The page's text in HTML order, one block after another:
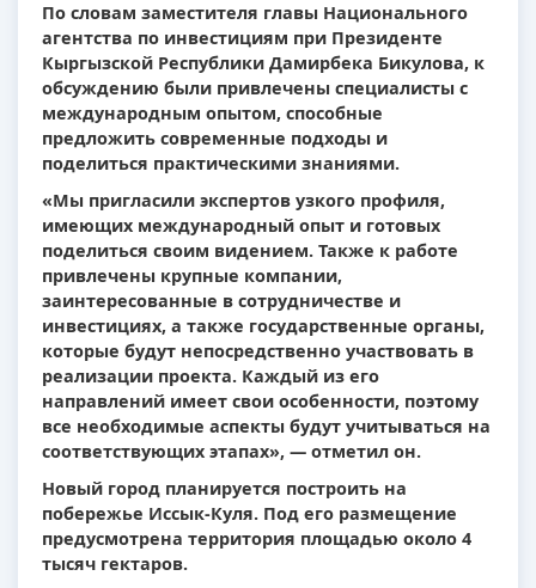
По словам заместителя главы Национального
агентства по инвестициям при Президенте
Кыргызской Республики Дамирбека Бикулова, к
обсуждению были привлечены специалисты с
международным опытом, способные
предложить современные подходы и
поделиться практическими знаниями.
«Мы пригласили экспертов узкого профиля,
имеющих международный опыт и готовых
поделиться своим видением. Также к работе
привлечены крупные компании,
заинтересованные в сотрудничестве и
инвестициях, а также государственные органы,
которые будут непосредственно участвовать в
реализации проекта. Каждый из его
направлений имеет свои особенности, поэтому
все необходимые аспекты будут учитываться на
соответствующих этапах», — отметил он.
Новый город планируется построить на
побережье Иссык-Куля. Под его размещение
предусмотрена территория площадью около 4
тысяч гектаров.